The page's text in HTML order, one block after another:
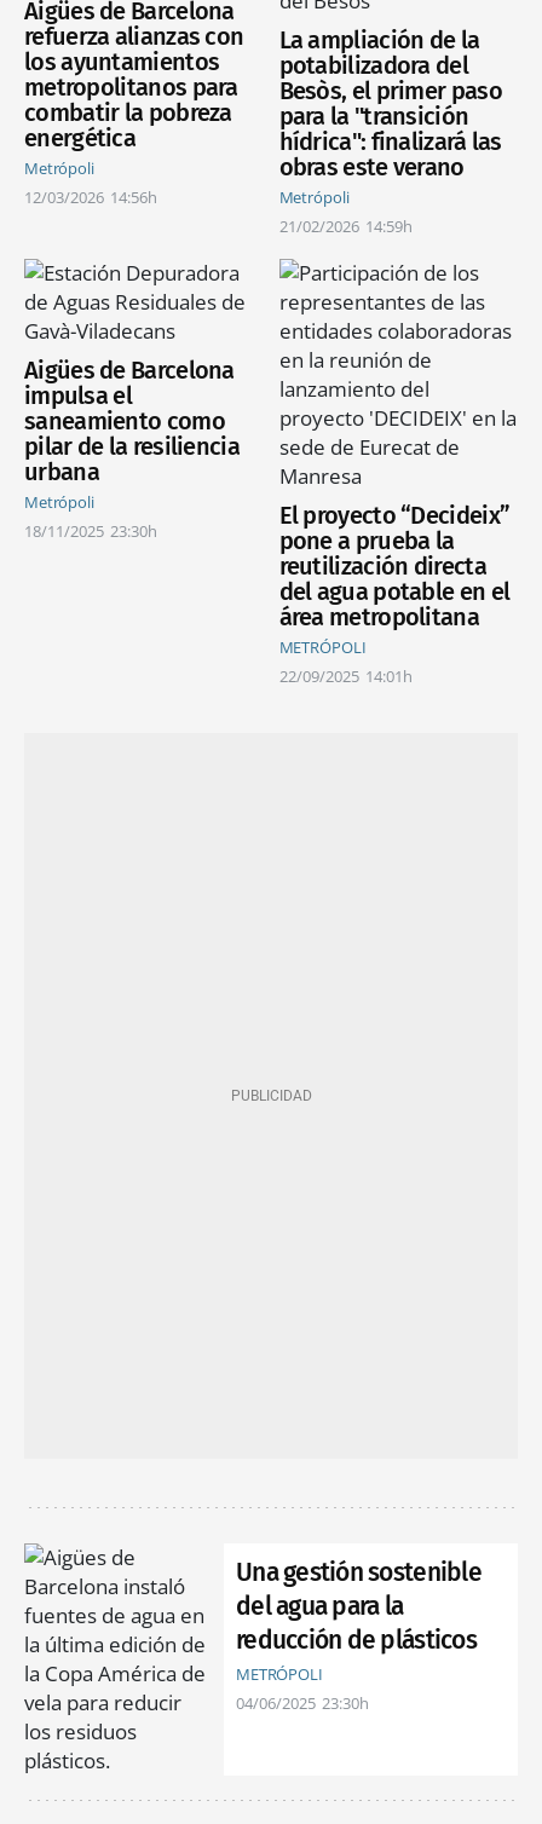
Aigües de Barcelona
refuerza alianzas con
los ayuntamientos
metropolitanos para
combatir la pobreza
energética
Metrópoli
12/03/2026 14:56h
La ampliación de la
potabilizadora del
Besòs, el primer paso
para la "transición
hídrica": finalizará las
obras este verano
Metrópoli
21/02/2026 14:59h
Aigües de Barcelona
impulsa el
saneamiento como
pilar de la resiliencia
urbana
Metrópoli
18/11/2025 23:30h
El proyecto “Decideix”
pone a prueba la
reutilización directa
del agua potable en el
área metropolitana
METRÓPOLI
22/09/2025 14:01h
Una gestión sostenible
del agua para la
reducción de plásticos
METRÓPOLI
04/06/2025 23:30h